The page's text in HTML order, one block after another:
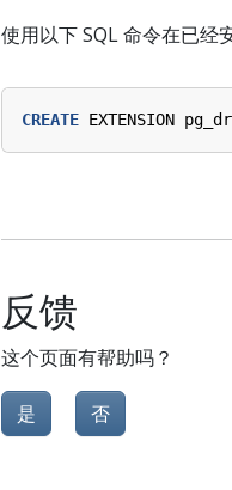
使用以下 SQL 命令在已经
CREATE EXTENSION
反馈
这个页面有帮助吗？
是 否